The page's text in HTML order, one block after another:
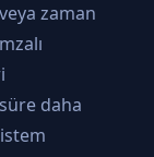
zaman
daha